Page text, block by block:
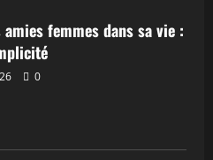
femmes dans sa vie :
0